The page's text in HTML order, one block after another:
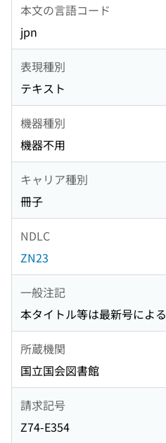
本文の言語コード
jpn
表現種別
テキスト
機器種別
機器不用
キャリア種別
冊子
NDLC
ZN23
一般注記
本タイトル等は最新号による
所蔵機関
国立国会図書館
請求記号
Z74-E354